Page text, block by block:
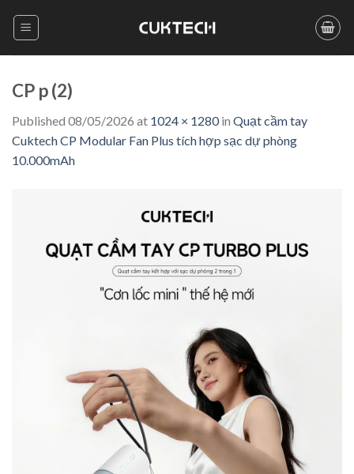
CP p (2)
Published 08/05/2026 at 1024 × 1280in Quạt cầm tay
Cuktech CP Modular Fan Plus tích hợp sạc dự phòng
10.000mAh